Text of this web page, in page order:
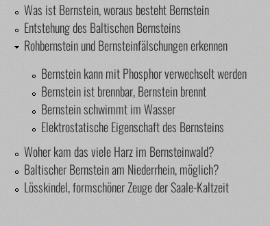
Was ist Bernstein, woraus besteht Bernstein
Entstehung des Baltischen Bernsteins
Rohbernstein und Bernsteinfälschungen erkennen
Bernstein kann mit Phosphor verwechselt werden
Bernstein ist brennbar, Bernstein brennt
Bernstein schwimmt im Wasser
Elektrostatische Eigenschaft des Bernsteins
Woher kam das viele Harz im Bernsteinwald?
Baltischer Bernstein am Niederrhein, möglich?
Lösskindel, formschöner Zeuge der Saale-Kaltzeit